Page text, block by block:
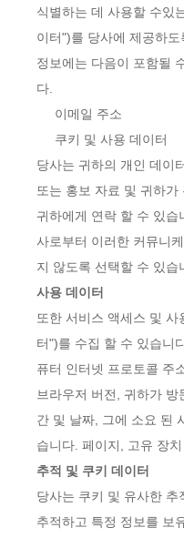
식별하는 데 사용할 수있
이터")를 당사에 제공하
정보에는 다음이 포함될
다.
이메일 주소
쿠키 및 사용 데이터
당사는 귀하의 개인 데이
또는 홍보 자료 및 귀하
귀하에게 연락 할 수 있
사로부터 이러한 커뮤니
지 않도록 선택할 수 있습
사용 데이터
또한 서비스 액세스 및
터")를 수집 할 수 있습니
퓨터 인터넷 프로토콜 주
브라우저 버전, 귀하가
간 및 날짜, 그에 소요 된
습니다. 페이지, 고유 장
추적 및 쿠키 데이터
당사는 쿠키 및 유사한
추적하고 특정 정보를 보